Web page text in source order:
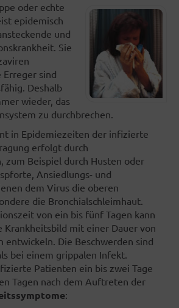
oder echte
epidemisch
und
Sie
sind
Deshalb
wieder, das
zu durchbrechen.
in Epidemiezeiten der infizierte
erfolgt durch
zum Beispiel durch Husten oder
Ansiedlungs- und
dem Virus die oberen
die Bronchialschleimhaut.
von ein bis fünf Tagen kann
Krankheitsbild mit einer Dauer von
entwickeln. Die Beschwerden sind
bei einem grippalen Infekt.
Patienten ein bis zwei Tage
Tagen nach dem Auftreten der
: